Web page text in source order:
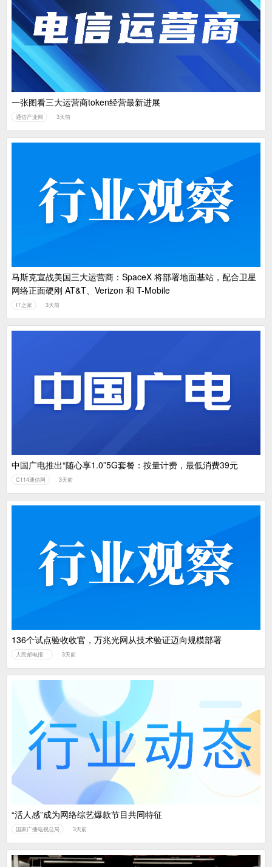
一张图看三大运营商token经营最新进展
通信产业网 3天前
马斯克宣战美国三大运营商：SpaceX 将部署地面基站，配合卫星
网络正面硬刚 AT&T、Verizon 和 T-Mobile
IT之家 3天前
中国广电推出“随心享1.0”5G套餐：按量计费，最低消费39元
C114通信网 3天前
136个试点验收收官，万兆光网从技术验证迈向规模部署
人民邮电报 3天前
“活人感”成为网络综艺爆款节目共同特征
国家广播电视总局 3天前